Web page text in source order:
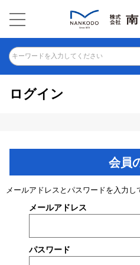
キーワードを入力してください
ログイン
会員
メールアドレスとパスワードを入力し
メールアドレス
パスワード